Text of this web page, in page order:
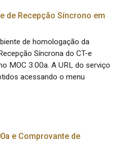
de Recepção Síncrono em
de homologação da
Síncrona do CT-e
MOC 3.00a. A URL do serviço
acessando o menu
e Comprovante de